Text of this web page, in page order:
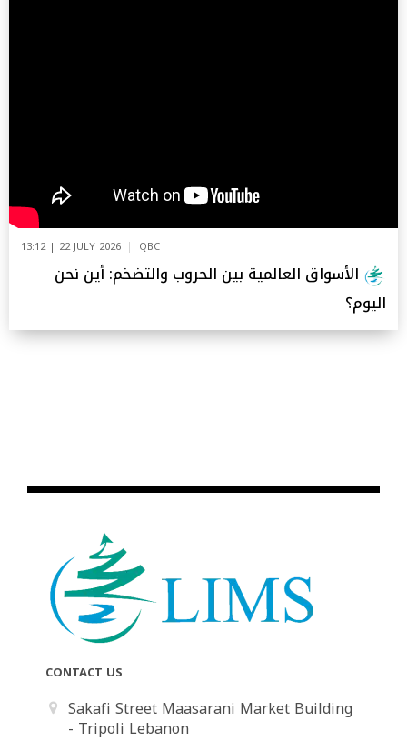
13:12 | 22 JULY 2026 QBC
الأسواق العالمية بين الحروب والتضخم: أين نحن
اليوم؟
CONTACT US
Sakafi Street Maasarani Market Building
- Tripoli Lebanon